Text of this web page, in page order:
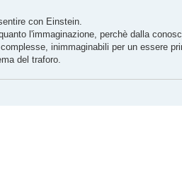
con Einstein.
l'immaginazione, perchè dalla
inimmaginabili per un essere
del traforo.